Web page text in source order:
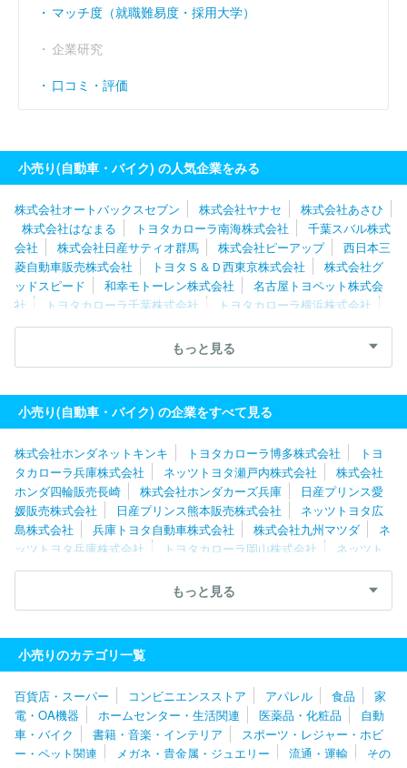
マッチ度（就職難易度・採用大学）
企業研究
口コミ・評価
小売り(自動車・バイク) の人気企業をみる
株式会社オートバックスセブン 株式会社ヤナセ
株式会社あさひ
株式会社はなまる
トヨタカローラ南海株式会社
千葉スバル株式
会社
株式会社日産サティオ群馬 株式会社ピーアップ
西日本三
菱自動車販売株式会社
トヨタＳ＆Ｄ西東京株式会社
株式会社グ
ッドスピード
和幸モトーレン株式会社
名古屋トヨペット株式会
社
トヨタカローラ千葉株式会社
トヨタカローラ横浜株式会社
株式会社ジーアフター
株式会社ホワイトハウス
トヨタカローラ
千葉日産自動車株式会社
株式会社川内自動車
式会社ホンダネットキンキ
ホンダカーズ佐賀株式会社
株式会社
エー・エル・シー
東京マツダ販売株式会社
もっと見る
小売り(自動車・バイク) の企業をすべて見る
株式会社ホンダネットキンキ トヨタカローラ博多株式会社
トヨ
タカローラ兵庫株式会社
ネッツトヨタ瀬戸内株式会社
株式会社
ホンダ四輪販売長崎
株式会社ホンダカーズ兵庫
日産プリンス愛
媛販売株式会社
日産プリンス熊本販売株式会社
ネッツトヨタ広
島株式会社
兵庫トヨタ自動車株式会社 株式会社九州マツダ
ネ
ッツトヨタ兵庫株式会社
トヨタカローラ岡山株式会社
ネッツト
ヨタ香川株式会社
トヨタカローラ広島株式会社
ホンダカーズ佐
ネッツトヨタ北九州株式会社
神戸トヨペット株式会
社
名古屋株式会社
株式会社ホンダ四輪販売北陸
ネッツトヨタヤサ
カ株式会社
愛知日産自動車株式会社
自販静岡
西日本三菱自動車販売株式会社
株式会社ホンダカーズ
三河
ネッツトヨタ中京株式会社 東海マツダ販売株式会社
株式
会社グッドスピード
中部三菱自動車販売株式会社
株式会社はな
まる
静岡スバル自動車株式会社
トヨタカローラ愛知株式会社
もっと見る
小売りのカテゴリ一覧
百貨店・スーパー コンビニエンスストア アパレル 食品
家
電・OA機器
ホームセンター・生活関連 医薬品・化粧品
自動
車・バイク
書籍・音楽・インテリア
スポーツ・レジャー・ホビ
ー・ペット関連
メガネ・貴金属・ジュエリー 流通・運輸
その